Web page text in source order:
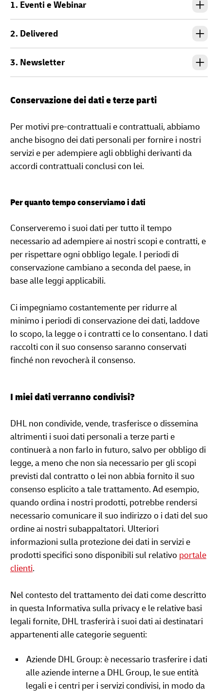
1. Eventi e Webinar
2. Delivered
3. Newsletter
Conservazione dei dati e terze parti
Per motivi pre-contrattuali e contrattuali, abbiamo
anche bisogno dei dati personali per fornire i nostri
servizi e per adempiere agli obblighi derivanti da
accordi contrattuali conclusi con lei.
Per quanto tempo conserviamo i dati
Conserveremo i suoi dati per tutto il tempo
necessario ad adempiere ai nostri scopi e contratti, e
per rispettare ogni obbligo legale. I periodi di
conservazione cambiano a seconda del paese, in
base alle leggi applicabili.
Ci impegniamo costantemente per ridurre al
minimo i periodi di conservazione dei dati, laddove
lo scopo, la legge o i contratti ce lo consentano. I dati
raccolti con il suo consenso saranno conservati
finché non revocherà il consenso.
I miei dati verranno condivisi?
DHL non condivide, vende, trasferisce o dissemina
altrimenti i suoi dati personali a terze parti e
continuerà a non farlo in futuro, salvo per obbligo di
legge, a meno che non sia necessario per gli scopi
previsti dal contratto o lei non abbia fornito il suo
consenso esplicito a tale trattamento. Ad esempio,
quando ordina i nostri prodotti, potrebbe rendersi
necessario comunicare il suo indirizzo o i dati del suo
ordine ai nostri subappaltatori. Ulteriori
informazioni sulla protezione dei dati in servizi e
prodotti specifici sono disponibili sul relativo portale
clienti.
Nel contesto del trattamento dei dati come descritto
in questa Informativa sulla privacy e le relative basi
legali fornite, DHL trasferirà i suoi dati ai destinatari
appartenenti alle categorie seguenti:
Aziende DHL Group: è necessario trasferire i dati
alle aziende interne a DHL Group, le sue entità
legali e i centri per i servizi condivisi, in modo da